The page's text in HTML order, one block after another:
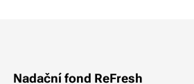
Nadační fond ReFresh